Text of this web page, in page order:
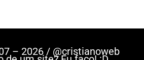
– 2026 / @cristianoweb